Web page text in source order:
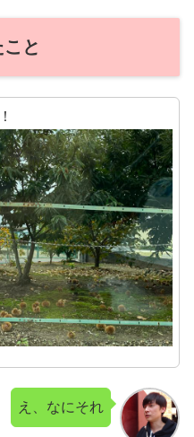
と
え、なにそれ